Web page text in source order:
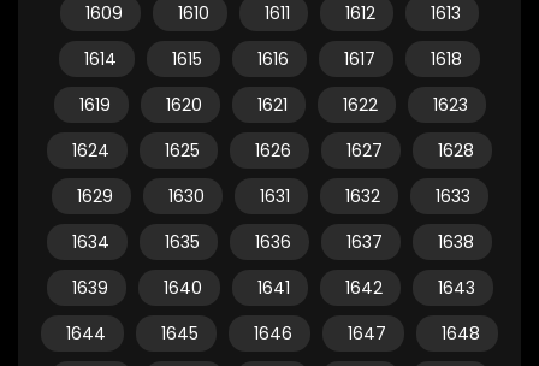
1609
1610 1611 1612
1613
1614
1615 1616 1617
1618
1619
1620 1621 1622
1623
1624
1625 1626 1627
1628
1629
1630 1631 1632
1633
1634
1635 1636 1637
1638
1639
1640 1641 1642
1643
1644
1645 1646 1647
1648